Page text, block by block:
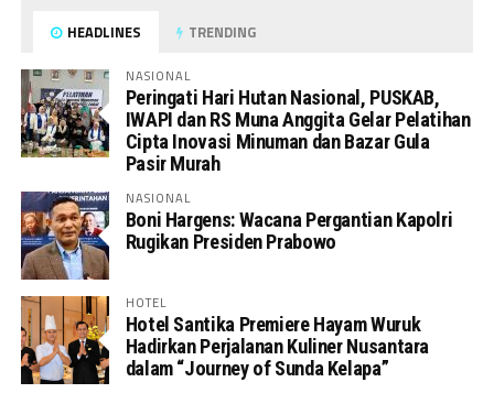
HEADLINES TRENDING
NASIONAL
Peringati Hari Hutan Nasional, PUSKAB,
IWAPI dan RS Muna Anggita Gelar Pelatihan
Cipta Inovasi Minuman dan Bazar Gula
Pasir Murah
NASIONAL
Boni Hargens: Wacana Pergantian Kapolri
Rugikan Presiden Prabowo
HOTEL
Hotel Santika Premiere Hayam Wuruk
Hadirkan Perjalanan Kuliner Nusantara
dalam “Journey of Sunda Kelapa”